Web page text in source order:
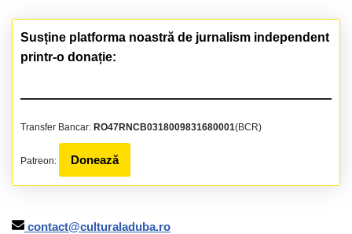
Susține platforma noastră de jurnalism independent
printr-o donație:
Transfer Bancar: RO47RNCB0318009831680001(BCR)
Patreon: Donează
contact@culturaladuba.ro